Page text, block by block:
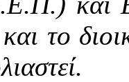
το